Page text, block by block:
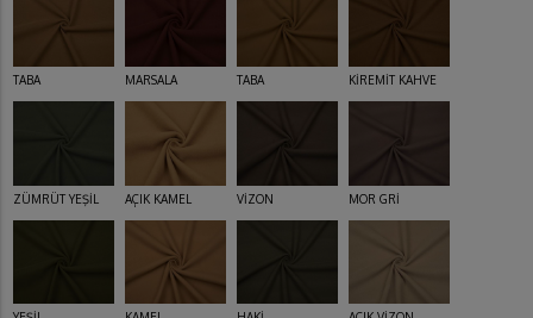
TABA MARSALA TABA KİREMİT KAHVE
ZÜMRÜT YEŞİL AÇIK KAMEL VİZON MOR GRİ